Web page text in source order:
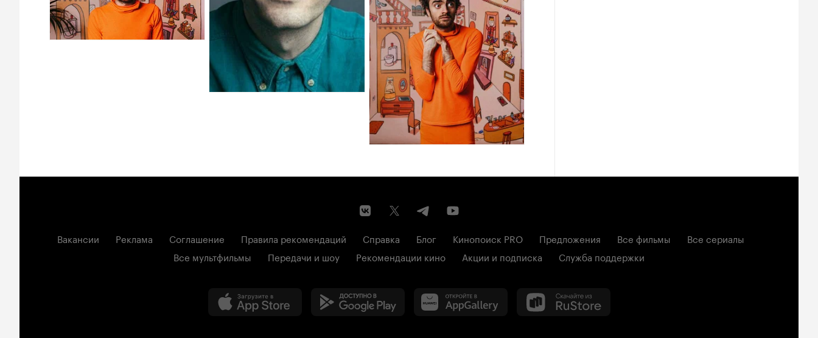
Вакансии Реклама Соглашение Правила рекомендаций Справка Блог Кинопоиск PRO Предложения Все фильмы
Все сериалы
Все мультфильмы
Передачи и шоу Рекомендации кино Акции и подписка Служба поддержки